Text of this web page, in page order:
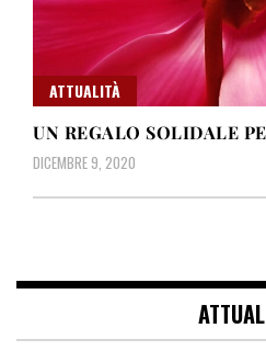
ATTUALITÀ
UN REGALO SOLIDALE
DICEMBRE 9, 2020